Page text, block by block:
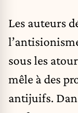
Les auteurs
sous les
mêle à des
antijuifs.